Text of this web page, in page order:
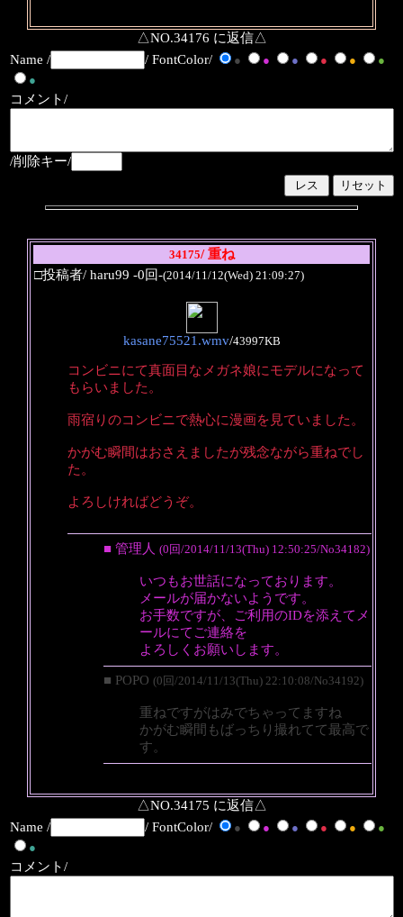
△NO.34176 に返信△
Name /
/ FontColor/ ● ● ● ● ●
●
●
コメント/
/削除キー/
34175/ 重ね
□投稿者/ haru99 -0回-(2014/11/12(Wed) 21:09:27)
kasane75521.wmv/43997KB
コンビニにて真面目なメガネ娘にモデルになって
もらいました。
雨宿りのコンビニで熱心に漫画を見ていました。
かがむ瞬間はおさえましたが残念ながら重ねでし
た。
よろしければどうぞ。
■ 管理人 (0回/2014/11/13(Thu) 12:50:25/No34182)
いつもお世話になっております。
メールが届かないようです。
お手数ですが、ご利用のIDを添えてメ
ールにてご連絡を
よろしくお願いします。
■ POPO (0回/2014/11/13(Thu) 22:10:08/No34192)
重ねですがはみでちゃってますね
かがむ瞬間もばっちり撮れてて最高で
す。
△NO.34175 に返信△
Name /
/ FontColor/ ● ● ● ● ●
●
●
コメント/